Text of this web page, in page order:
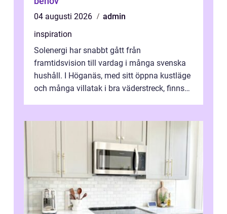
04 augusti 2026
admin
inspiration
Solenergi har snabbt gått från
framtidsvision till vardag i många svenska
hushåll. I Höganäs, med sitt öppna kustläge
och många villatak i bra väderstreck, finns